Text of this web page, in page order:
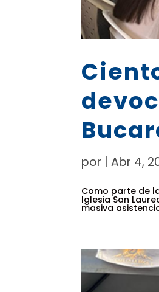
por |Abr 4,
Como parte de
Iglesia San
masiva